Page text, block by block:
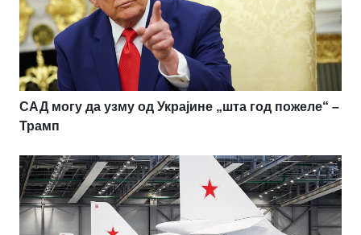
САД могу да узму од Украјине „шта год пожеле“ –
Трамп